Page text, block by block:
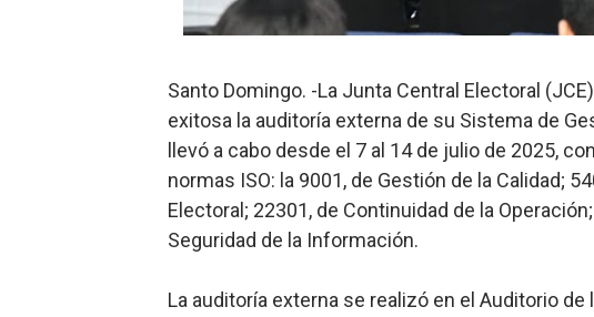
Lee Ballester a los que se forman
Operativo Interinstitucional
Trabajadores de la prensa y
Ministerio de Cultura anuncia
Más de 180 dirigentes sindicales de
Santo Domingo. -La Junta Central Electoral
exitosa la auditoría externa de su Sistema de
llevó a cabo desde el 7 al 14 de julio de 2025,
normas ISO: la 9001, de Gestión de la Calidad;
Electoral; 22301, de Continuidad de la
Seguridad de la Información.
La auditoría externa se realizó en el Auditorio